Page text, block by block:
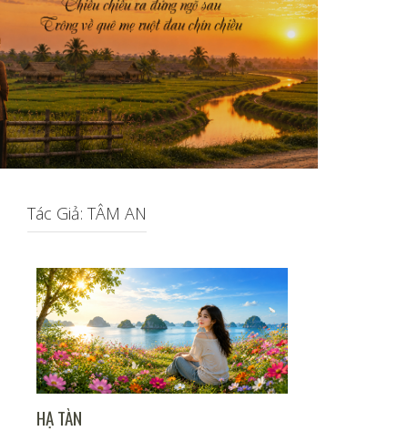
Tác Giả: TÂM AN
HẠ TÀN